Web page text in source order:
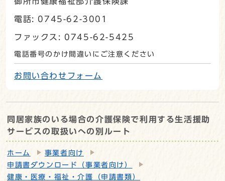
電話: 0745-62-3001
ファックス: 0745-62-5425
電話番号のかけ間違いにご注意ください
お問い合わせフォーム
同居家族のいる場合の介護保険で利用する生活援助
サービスの取扱いへの別ルート
ホーム
事業者向け
申請書ダウンロード（事業者向け）
健康・医療・福祉・介護（申請書類）